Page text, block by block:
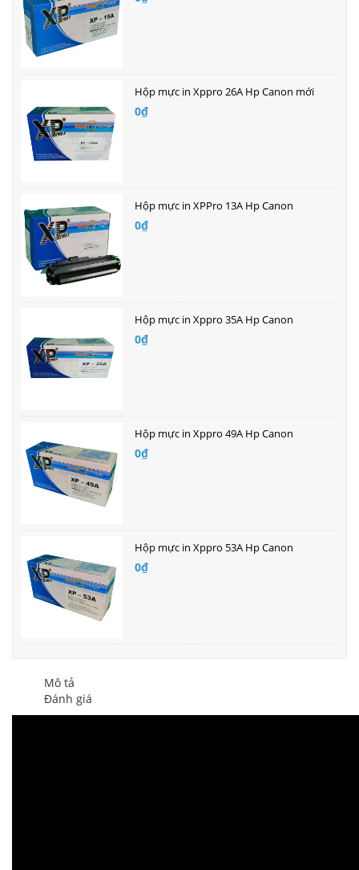
Hộp mực in Xppro 26A Hp Canon mới
0₫
Hộp mực in XPPro 13A Hp Canon
0₫
Hộp mực in Xppro 35A Hp Canon
0₫
Hộp mực in Xppro 49A Hp Canon
0₫
Hộp mực in Xppro 53A Hp Canon
0₫
Mô tả
Đánh giá